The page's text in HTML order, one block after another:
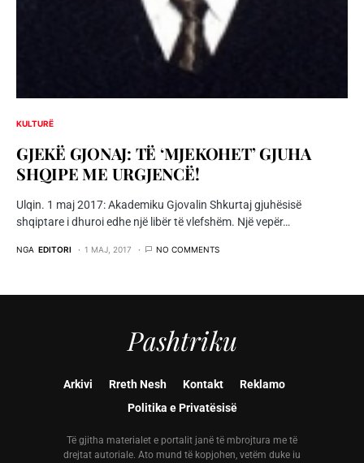
KULTURË
GJEKË GJONAJ: TË ‘MJEKOHET’ GJUHA
SHQIPE ME URGJENCË!
Ulqin. 1 maj 2017: Akademiku Gjovalin Shkurtaj gjuhësisë
shqiptare i dhuroi edhe një libër të vlefshëm. Një vepër…
NGA EDITORI 1 MAJ, 2017 NO COMMENTS
Pashtriku
Arkivi Rreth Nesh Kontakt
Reklamo
Politika e Privatësisë
Të gjitha materialet e portalit janë të mbrojtura me të
drejtat autoriale. Ato mund të kopjohen, vetëm duke iu